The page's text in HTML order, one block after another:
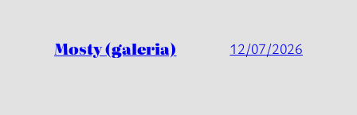
Mosty (galeria) 12/07/2026